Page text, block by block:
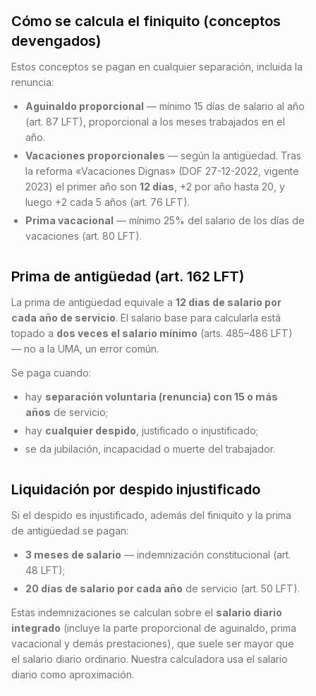
Cómo se calcula el finiquito (conceptos
devengados)
Estos conceptos se pagan en cualquier separación, incluida la
renuncia:
Aguinaldo proporcional — mínimo 15 días de salario al año
(art. 87 LFT), proporcional a los meses trabajados en el
año.
Vacaciones proporcionales — según la antigüedad. Tras
la reforma «Vacaciones Dignas» (DOF 27-12-2022, vigente
2023) el primer año son 12 días , +2 por año hasta 20, y
luego +2 cada 5 años (art. 76 LFT).
Prima vacacional — mínimo 25% del salario de los días de
vacaciones (art. 80 LFT).
Prima de antigüedad (art. 162 LFT)
La prima de antigüedad equivale a 12 días de salario por
cada año de servicio. El salario base para calcularla está
topado a dos veces el salario mínimo (arts. 485–486 LFT)
— no a la UMA, un error común.
Se paga cuando:
hay separación voluntaria (renuncia) con 15 o más
años de servicio;
hay cualquier despido , justificado o injustificado;
se da jubilación, incapacidad o muerte del trabajador.
Liquidación por despido injustificado
Si el despido es injustificado, además del finiquito y la prima
de antigüedad se pagan:
3 meses de salario — indemnización constitucional (art.
48 LFT);
20 días de salario por cada año de servicio (art. 50 LFT).
Estas indemnizaciones se calculan sobre el salario diario
integrado (incluye la parte proporcional de aguinaldo, prima
vacacional y demás prestaciones), que suele ser mayor que
el salario diario ordinario. Nuestra calculadora usa el salario
diario como aproximación.